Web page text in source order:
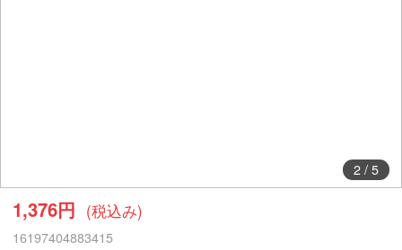
2/ 5
1,376円 (税込み)
16197404883415